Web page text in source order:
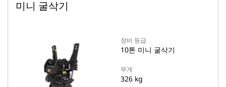
미니 굴삭기
장비 등급
10톤 미니 굴삭기
무게
326 kg